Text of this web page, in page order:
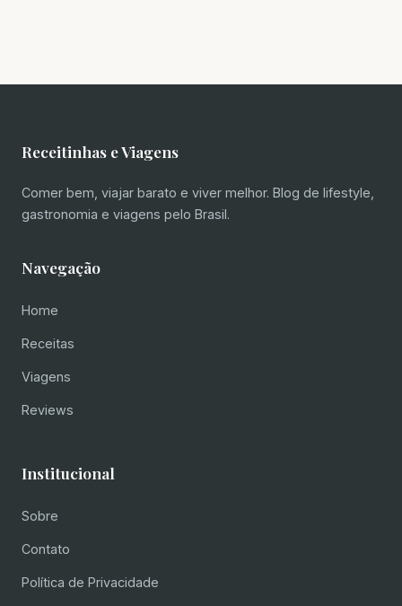
Receitinhas e Viagens
Comer bem, viajar barato e viver melhor. Blog de lifestyle,
gastronomia e viagens pelo Brasil.
Navegação
Home
Receitas
Viagens
Reviews
Institucional
Sobre
Contato
Política de Privacidade